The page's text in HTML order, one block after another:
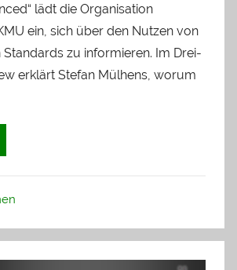
lädt die Organisation
ein, sich über den Nutzen von
zu informieren. Im Drei-
erklärt Stefan Mülhens, worum